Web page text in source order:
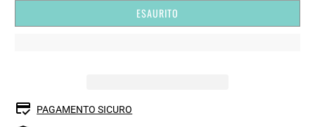
ESAURITO
PAGAMENTO SICURO